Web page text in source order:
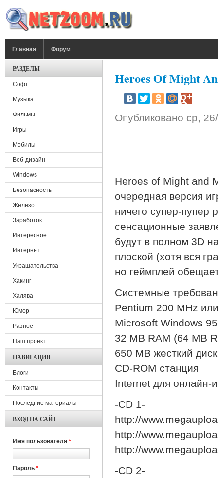
Главная Форум
Heroes Of Might
Опубликовано ср,
Heroes of Might and
очередная версия
ничего супер-пупер
сенсационные
будут в полном 3D
плоской (хотя вся
но геймплей
Системные
Pentium 200 MHz
Microsoft Windows
32 MB RAM (64 MB
650 MB жесткий диск
CD-ROM станция
Internet для онлайн-
-CD 1-
http://
http://
http://
-CD 2-
РАЗДЕЛЫ
Софт
Музыка
Фильмы
Игры
Мобилы
Веб-дизайн
Windows
Безопасность
Железо
Заработок
Интересное
Интернет
Украшательства
Хакинг
Халява
Юмор
Разное
Наш проект
НАВИГАЦИЯ
Блоги
Контакты
Последние материалы
ВХОД НА САЙТ
Имя пользователя *
Пароль *